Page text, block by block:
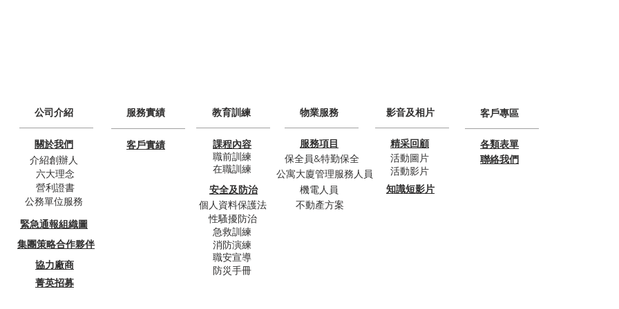
​公司介紹
關於我們
​介紹創辦人
六大理念
營利證書
公務單位服務
緊急通報組織圖
集團策略合作夥伴
協力廠商
菁英招募
服務實績​
客戶實績
物業服務
服務項目
保全員&特勤保全
公寓大廈管理服務人員
機電人員
不動產方案
影音及相片
精采回顧
活動圖片
活動影片
知識短影片
教育訓練
課程內容
職前訓練
​在職訓練
安全及防治
個人資料保護法
性騷擾防治
急救訓練
消防演練
職安宣導
防災手冊
客戶專區
各類表單
聯絡我們